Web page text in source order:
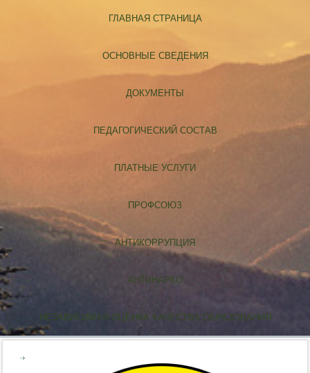
ГЛАВНАЯ СТРАНИЦА
ОСНОВНЫЕ СВЕДЕНИЯ
ДОКУМЕНТЫ
ПЕДАГОГИЧЕСКИЙ СОСТАВ
ПЛАТНЫЕ УСЛУГИ
ПРОФСОЮЗ
АНТИКОРРУПЦИЯ
АНТИНАРКО
НЕЗАВИСИМАЯ ОЦЕНКА КАЧЕСТВА ОБРАЗОВАНИЯ